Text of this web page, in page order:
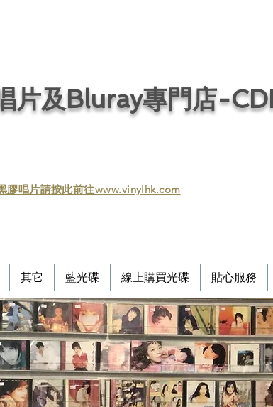
片及Bluray專門店-
膠唱片請按此前往www.vinylhk.com
其它 藍光碟 線上購買光碟 貼心服務